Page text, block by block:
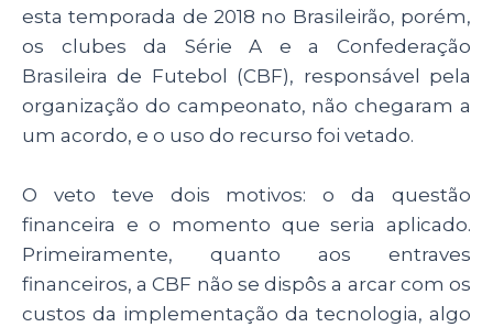
esta temporada de 2018 no Brasileirão, porém,
os clubes da Série A e a Confederação
Brasileira de Futebol (CBF), responsável pela
organização do campeonato, não chegaram a
um acordo, e o uso do recurso foi vetado.
O veto teve dois motivos: o da questão
financeira e o momento que seria aplicado.
Primeiramente, quanto aos entraves
financeiros, a CBF não se dispôs a arcar com os
custos da implementação da tecnologia, algo